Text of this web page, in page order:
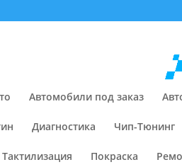
Автомобили под заказ
Диагностика Чип-Тюнинг
Тактилизация Покраска